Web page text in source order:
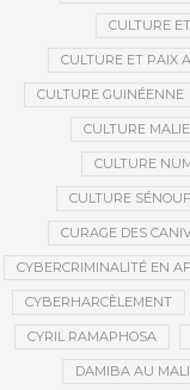
CULTURE
CULTURE ET PAIX
CULTURE GUINÉENNE
CULTURE
CULTURE
CULTURE
CURAGE DES
CYBERCRIMINALITÉ EN
CYBERHARCÈLEMENT
CYRIL RAMAPHOSA
DAMIBA AU MALI